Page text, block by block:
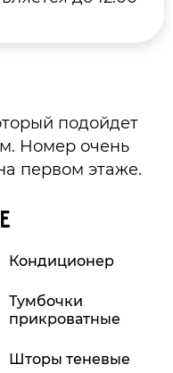
подойдет
Номер очень
первом этаже.
Кондиционер
Тумбочки
прикроватные
Шторы теневые